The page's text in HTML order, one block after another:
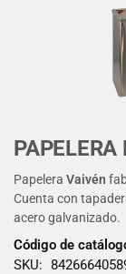
Código de
SKU:
Papelera Vaivén
Cuenta con
acero galvanizado.